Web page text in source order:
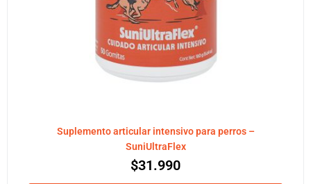
Suplemento articular intensivo para perros –
SuniUltraFlex
$31.990